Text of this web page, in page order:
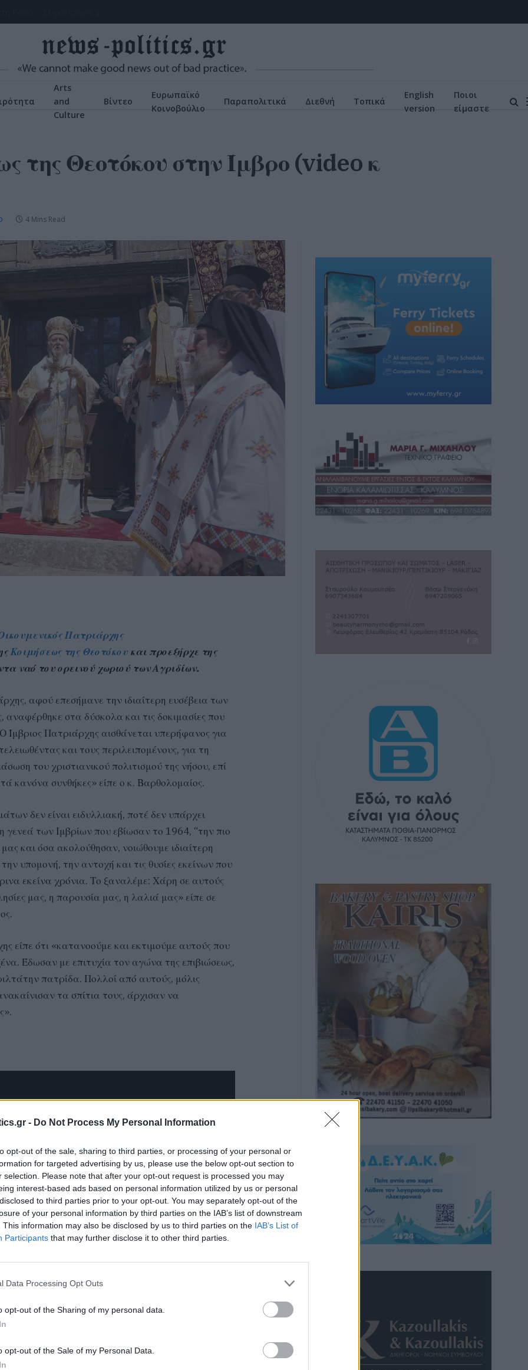
- Do Not Process My Personal Information
opt-out of the sale, sharing to third parties, or processing of your personal or
for targeted advertising by us, please use the below opt-out section to
selection. Please note that after your opt-out request is processed you may
interest-based ads based on personal information utilized by us or personal
to third parties prior to your opt-out. You may separately opt-out of the
of your personal information by third parties on the IAB’s list of downstream
This information may also be disclosed by us to third parties on the IAB’s List of
Participants that may further disclose it to other third parties.
Data Processing Opt Outs
opt-out of the Sharing of my personal data.
opt-out of the Sale of my Personal Data.
Arts
and
Culture
Βίντεο
Ευρωπαϊκό
Κοινοβούλιο
Παραπολιτικά Διεθνή Τοπικά
English
version
Ποιοι
είμαστε
της Θεοτόκου στην Ίμβρο (video κ
4 Mins Read
Πατριάρχης
Κοιμήσεως της Θεοτόκου και προεξήρχε της
ναό του ορεινού χωριού των Αγριδίων.
αφού επεσήμανε την ιδιαίτερη ευσέβεια των
στα δύσκολα και τις δοκιμασίες που
Ίμβριος Πατριάρχης αισθάνεται υπερήφανος για
και τους περιλειπομένους, για τη
του χριστιανικού πολιτισμού της νήσου, επί
κανόνα συνθήκες» είπε ο κ. Βαρθολομαίος.
δεν είναι ειδυλλιακή, ποτέ δεν υπάρχει
γενεά των Ιμβρίων που εβίωσαν το 1964, “την πιο
και όσα ακολούθησαν, νοιώθουμε ιδιαίτερη
υπομονή, την αντοχή και τις θυσίες εκείνων που
εκείνα χρόνια. Το ξαναλέμε: Χάρη σε αυτούς
μας, η παρουσία μας, η λαλιά μας» είπε σε
είπε ότι «κατανοούμε και εκτιμούμε αυτούς που
Έδωσαν με επιτυχία τον αγώνα της επιβιώσεως,
πατρίδα. Πολλοί από αυτούς, μόλις
τα σπίτια τους, άρχισαν να
Το μέλλον της Ίμβρου
μέσα στην καρδιά